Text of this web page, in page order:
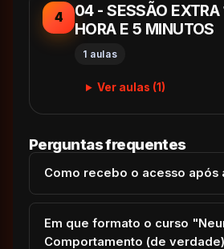
4
04 - SESSÃO EXTRA
HORA E 5 MINUTOS
1 aulas
Ver aulas (1)
Perguntas frequentes
Como recebo o acesso após
Em que formato o curso
Comportamento (de verdade)